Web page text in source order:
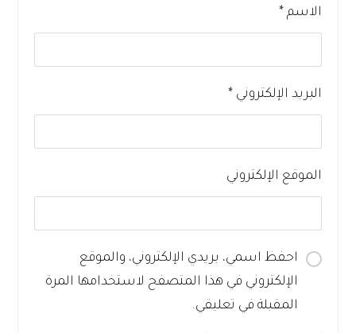
الاسم *
البريد الإلكتروني *
الموقع الإلكتروني
احفظ اسمي، بريدي الإلكتروني، والموقع
الإلكتروني في هذا المتصفح لاستخدامها المرة
المقبلة في تعليقي.